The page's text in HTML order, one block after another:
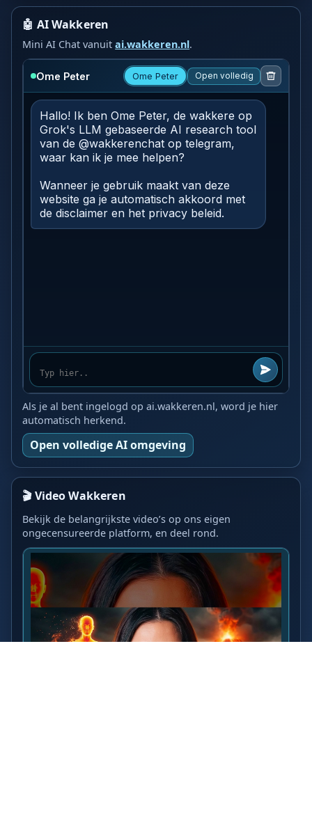
🤖 AI Wakkeren
Mini AI Chat vanuitai.wakkeren.nl.
Als je al bent ingelogd op ai.wakkeren.nl, word je hier
automatisch herkend.
Open volledige AI omgeving
🎬 Video Wakkeren
Bekijk de belangrijkste video’s op ons eigen
ongecensureerde platform, en deel rond.